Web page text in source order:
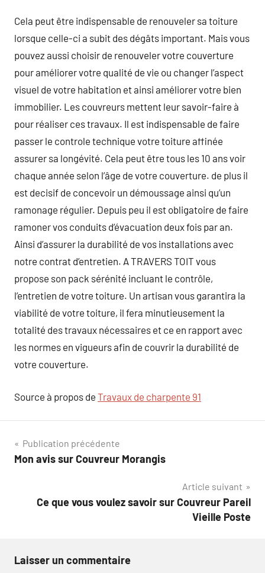
Cela peut être indispensable de renouveler sa toiture
lorsque celle-ci a subit des dégâts important. Mais vous
pouvez aussi choisir de renouveler votre couverture
pour améliorer votre qualité de vie ou changer l’aspect
visuel de votre habitation et ainsi améliorer votre bien
immobilier. Les couvreurs mettent leur savoir-faire à
pour réaliser ces travaux. Il est indispensable de faire
passer le controle technique votre toiture affinée
assurer sa longévité. Cela peut être tous les 10 ans voir
chaque année selon l’âge de votre couverture. de plus il
est decisif de concevoir un démoussage ainsi qu’un
ramonage régulier. Depuis peu il est obligatoire de faire
ramoner vos conduits d’évacuation deux fois par an.
Ainsi d’assurer la durabilité de vos installations avec
notre contrat d’entretien. A TRAVERS TOIT vous
propose son pack sérénité incluant le contrôle,
l’entretien de votre toiture. Un artisan vous garantira la
viabilité de votre toiture, il fera minutieusement la
totalité des travaux nécessaires et ce en rapport avec
les normes en vigueurs afin de couvrir la durabilité de
votre couverture.
Source à propos de Travaux de charpente 91
Navigation
de
Publication précédente
Mon avis sur Couvreur Morangis
Article suivant
Ce que vous voulez savoir sur Couvreur Pareil
Vieille Poste
Laisser un commentaire